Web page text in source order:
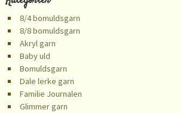
8/4 bomuldsgarn
8/8 bomuldsgarn
Akryl garn
Baby uld
Bomuldsgarn
Dale lerke garn
Familie Journalen
Glimmer garn